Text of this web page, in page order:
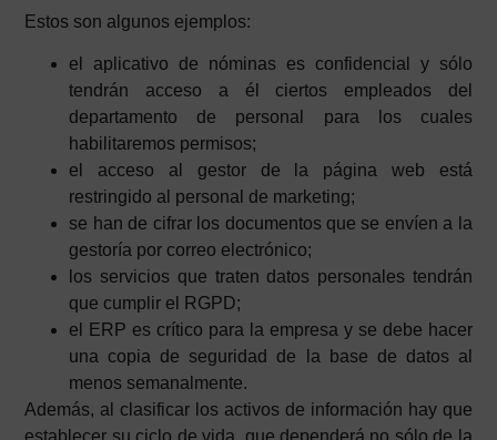
Estos son algunos ejemplos:
el aplicativo de nóminas es confidencial y sólo
tendrán acceso a él ciertos empleados del
departamento de personal para los cuales
habilitaremos permisos;
el acceso al gestor de la página web está
restringido al personal de marketing;
se han de cifrar los documentos que se envíen a la
gestoría por correo electrónico;
los servicios que traten datos personales tendrán
que cumplir el RGPD;
el ERP es crítico para la empresa y se debe hacer
una copia de seguridad de la base de datos al
menos semanalmente.
Además, al clasificar los activos de información hay que
establecer su ciclo de vida, que dependerá no sólo de la